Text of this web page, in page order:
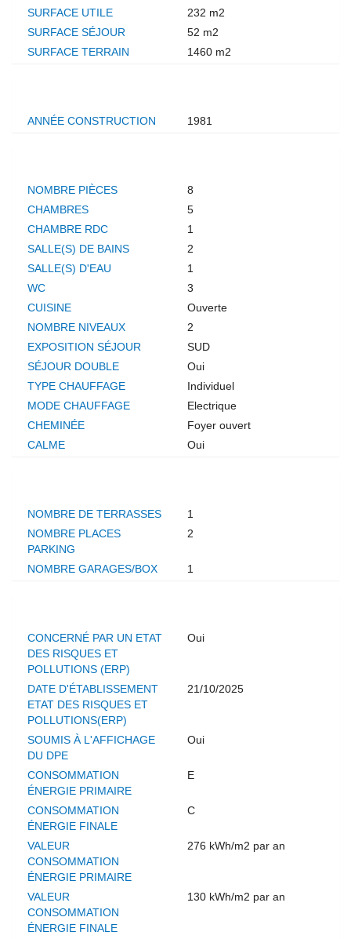
SURFACE UTILE
232 m2
SURFACE SÉJOUR
52 m2
SURFACE TERRAIN
1460 m2
ANNÉE CONSTRUCTION 1981
NOMBRE PIÈCES
8
CHAMBRES
5
CHAMBRE RDC
1
SALLE(S) DE BAINS
2
SALLE(S) D'EAU
1
WC
3
CUISINE
Ouverte
NOMBRE NIVEAUX
2
EXPOSITION SÉJOUR
SUD
SÉJOUR DOUBLE
Oui
TYPE CHAUFFAGE
Individuel
MODE CHAUFFAGE
Electrique
CHEMINÉE
Foyer ouvert
CALME
Oui
NOMBRE DE TERRASSES
1
NOMBRE PLACES
PARKING
2
NOMBRE GARAGES/BOX 1
CONCERNÉ PAR UN ETAT
DES RISQUES ET
POLLUTIONS (ERP)
Oui
DATE D'ÉTABLISSEMENT
ETAT DES RISQUES ET
POLLUTIONS(ERP)
21/10/2025
SOUMIS À L'AFFICHAGE
DU DPE
Oui
CONSOMMATION
ÉNERGIE PRIMAIRE
E
CONSOMMATION
ÉNERGIE FINALE
C
VALEUR
CONSOMMATION
ÉNERGIE PRIMAIRE
276 kWh/m2 par an
VALEUR
CONSOMMATION
ÉNERGIE FINALE
130 kWh/m2 par an